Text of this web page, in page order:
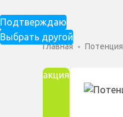
Подтверждаю
Выбрать другой
Главная Потенция
акция